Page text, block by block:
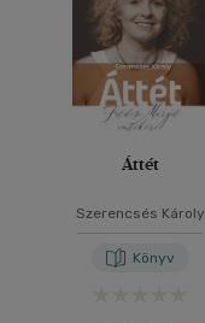
Áttét
Szerencsés Károly
Könyv